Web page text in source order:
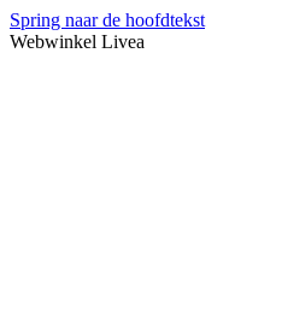
Spring naar de hoofdtekst
Webwinkel Livea